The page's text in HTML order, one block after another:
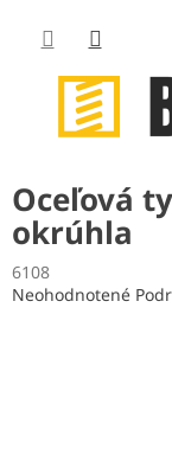
obsah
Oceľová
okrúhla
6108
Priemerné
Neohodnotené